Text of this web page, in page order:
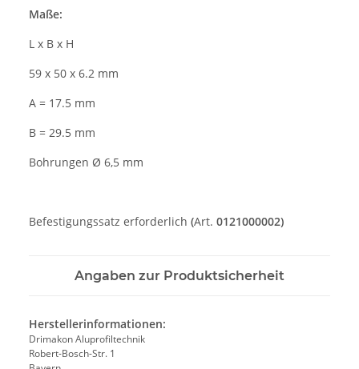
Maße:
L x B x H
59 x 50 x 6.2 mm
A = 17.5 mm
B = 29.5 mm
Bohrungen Ø 6,5 mm
Befestigungssatz erforderlich (Art. 0121000002)
Angaben zur Produktsicherheit
Herstellerinformationen:
Drimakon Aluprofiltechnik
Robert-Bosch-Str. 1